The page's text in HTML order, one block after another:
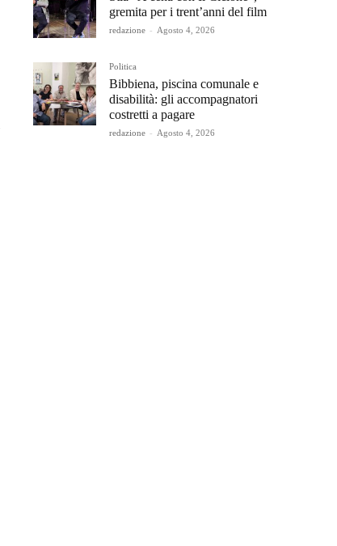
gremita per i trent’anni del film
redazione - Agosto 4, 2026
Politica
Bibbiena, piscina comunale e
disabilità: gli accompagnatori
costretti a pagare
redazione - Agosto 4, 2026